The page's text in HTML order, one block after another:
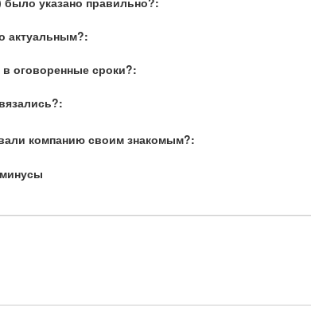
актуальным?:
оговоренные сроки?:
компанию своим знакомым?: